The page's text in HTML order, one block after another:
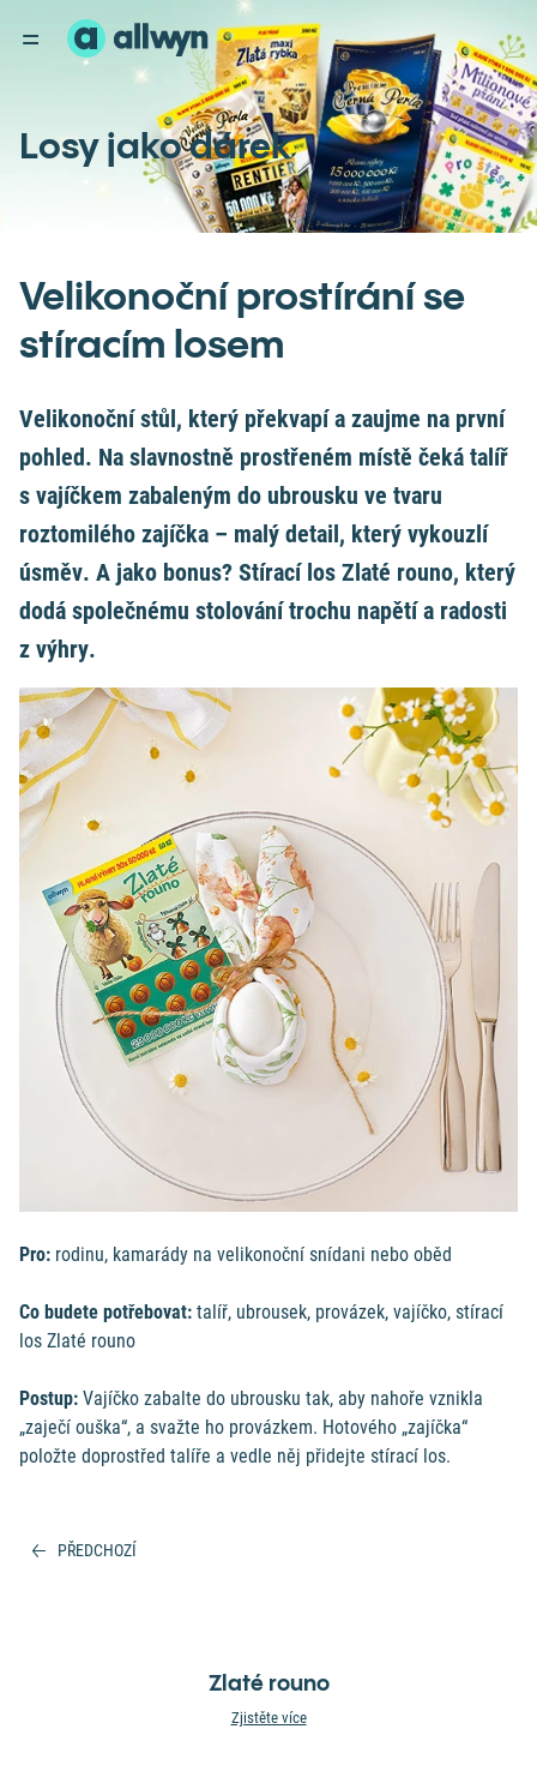
Losy jako dárek
Velikonoční prostírání se
stíracím losem
Velikonoční stůl, který překvapí a zaujme na první
pohled. Na slavnostně prostřeném místě čeká talíř
s vajíčkem zabaleným do ubrousku ve tvaru
roztomilého zajíčka – malý detail, který vykouzlí
úsměv. A jako bonus? Stírací los Zlaté rouno, který
dodá společnému stolování trochu napětí a radosti
z výhry.
Pro: rodinu, kamarády na velikonoční snídani nebo oběd
Co budete potřebovat: talíř, ubrousek, provázek, vajíčko, stírací
los Zlaté rouno
Postup: Vajíčko zabalte do ubrousku tak, aby nahoře vznikla
„zaječí ouška“, a svažte ho provázkem. Hotového „zajíčka“
položte doprostřed talíře a vedle něj přidejte stírací los.
PŘEDCHOZÍ
Zlaté rouno
Zjistěte více